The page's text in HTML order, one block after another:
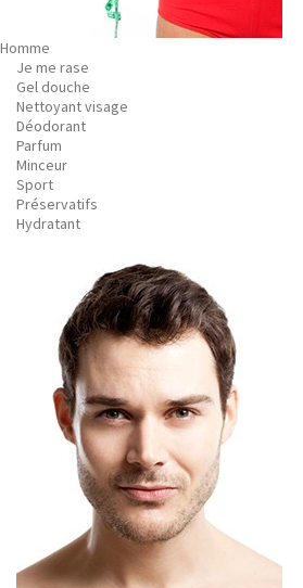
Homme
Je me rase
Gel douche
Nettoyant visage
Déodorant
Parfum
Minceur
Sport
Préservatifs
Hydratant